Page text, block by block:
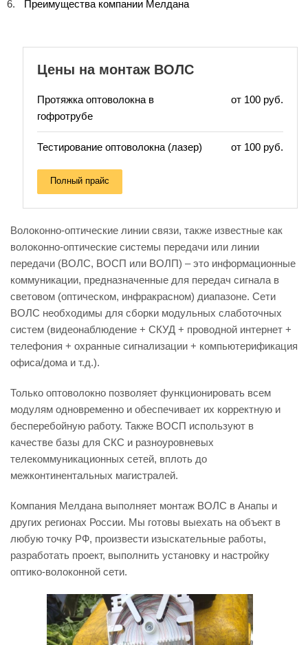
Преимущества компании Мелдана
Цены на монтаж ВОЛС
Протяжка оптоволокна в
гофротрубе
от 100 руб.
Тестирование оптоволокна (лазер) от 100 руб.
Полный прайс
Волоконно-оптические линии связи, также известные как
волоконно-оптические системы передачи или линии
передачи (ВОЛС, ВОСП или ВОЛП) – это информационные
коммуникации, предназначенные для передач сигнала в
световом (оптическом, инфракрасном) диапазоне. Сети
ВОЛС необходимы для сборки модульных слаботочных
систем (видеонаблюдение + СКУД + проводной интернет +
телефония + охранные сигнализации + компьютерификация
офиса/дома и т.д.).
Только оптоволокно позволяет функционировать всем
модулям одновременно и обеспечивает их корректную и
бесперебойную работу. Также ВОСП используют в
качестве базы для СКС и разноуровневых
телекоммуникационных сетей, вплоть до
межконтинентальных магистралей.
Компания Мелдана выполняет монтаж ВОЛС в Анапы и
других регионах России. Мы готовы выехать на объект в
любую точку РФ, произвести изыскательные работы,
разработать проект, выполнить установку и настройку
оптико-волоконной сети.